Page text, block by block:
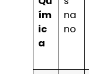
ím
ic
a
na
no